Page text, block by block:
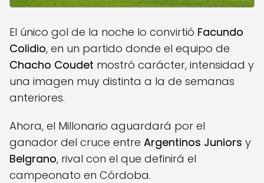
El único gol de la noche lo convirtió Facundo
Colidio, en un partido donde el equipo de
Chacho Coudet mostró carácter, intensidad y
una imagen muy distinta a la de semanas
anteriores.
Ahora, el Millonario aguardará por el
ganador del cruce entre Argentinos Juniors y
Belgrano, rival con el que definirá el
campeonato en Córdoba.